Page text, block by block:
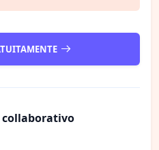
collaborativo